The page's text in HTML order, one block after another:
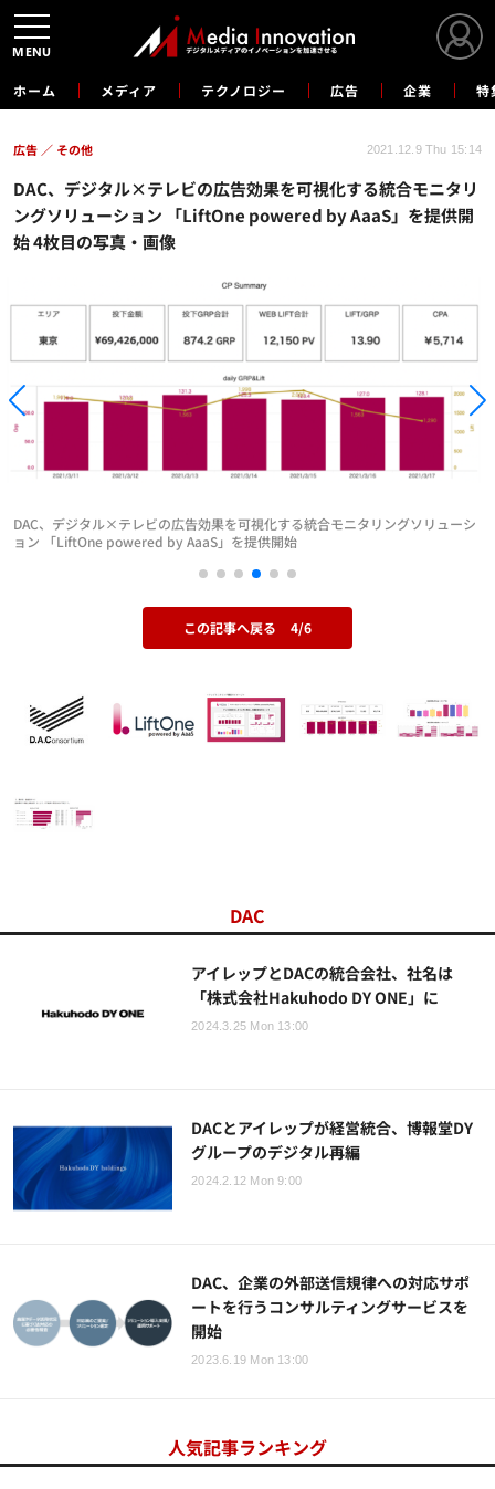
ホーム メディア テクノロジー 広告 企業 特
DAC、デジタル×テレビの広告効果を可視化する統合モニタリ
ングソリューション 「LiftOne powered by AaaS」を提供開
始 4枚目の写真・画像
広告 その他 2021.12.9 Thu 15:14
DAC、デジタル×テレビの広告効果を可視化する統合モニタリングソリューシ
ョン 「LiftOne powered by AaaS」を提供開始
この記事へ戻る 4/6
DAC
アイレップとDACの統合会社、社名は
「株式会社Hakuhodo DY ONE」に
2024.3.25 Mon 13:00
DACとアイレップが経営統合、博報堂DY
グループのデジタル再編
2024.2.12 Mon 9:00
DAC、企業の外部送信規律への対応サポ
ートを行うコンサルティングサービスを
開始
2023.6.19 Mon 13:00
人気記事ランキング
MENU